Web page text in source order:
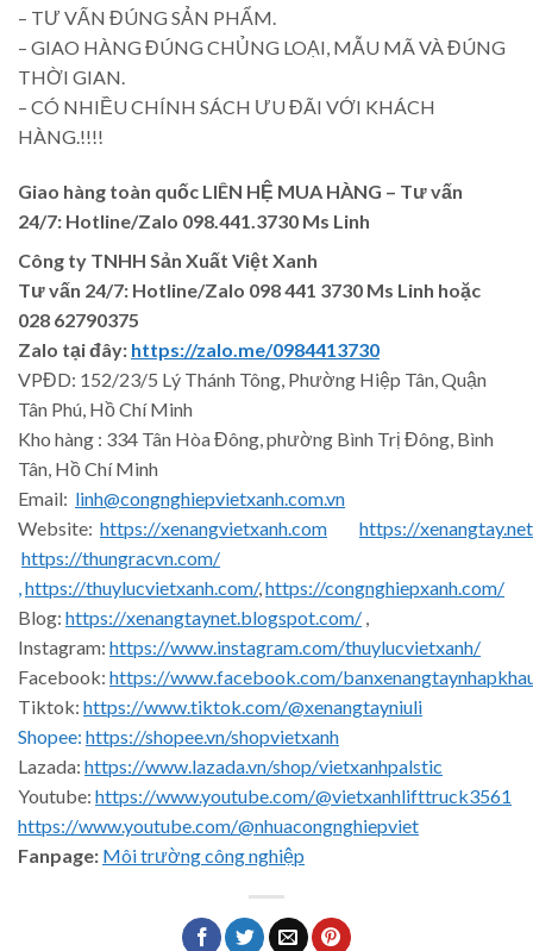
– TƯ VẤN ĐÚNG SẢN PHẨM.
– GIAO HÀNG ĐÚNG CHỦNG LOẠI, MẪU MÃ VÀ ĐÚNG
THỜI GIAN.
– CÓ NHIỀU CHÍNH SÁCH ƯU ĐÃI VỚI KHÁCH
HÀNG.!!!!
Giao hàng toàn quốc LIÊN HỆ MUA HÀNG – Tư vấn
24/7: Hotline/Zalo 098.441.3730 Ms Linh
Công ty TNHH Sản Xuất Việt Xanh
Tư vấn 24/7: Hotline/Zalo 098 441 3730 Ms Linh hoặc
028 62790375
Zalo tại đây: https://zalo.me/0984413730
VPĐD: 152/23/5 Lý Thánh Tông, Phường Hiệp Tân, Quận
Tân Phú, Hồ Chí Minh
Kho hàng : 334 Tân Hòa Đông, phường Bình Trị Đông, Bình
Tân, Hồ Chí Minh
Email: linh@congnghiepvietxanh.com.vn
Website: https://xenangvietxanh.com
https://xenangtay.net
https://thungracvn.com/
https://thuylucvietxanh.com/, https://congnghiepxanh.com/
Blog: https://xenangtaynet.blogspot.com/
Instagram: https://www.instagram.com/thuylucvietxanh/
Facebook: https://www.facebook.com/
Tiktok: https://www.tiktok.com/@xenangtayniuli
Shopee: https://shopee.vn/shopvietxanh
Lazada: https://www.lazada.vn/shop/vietxanhpalstic
Youtube: https://www.youtube.com/@vietxanhlifttruck3561
https://www.youtube.com/@nhuacongnghiepviet
Fanpage: Môi trường công nghiệp